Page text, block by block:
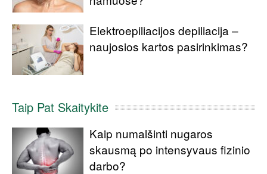
Elektroepiliacijos depiliacija –
naujosios kartos pasirinkimas?
Taip Pat Skaitykite
Kaip numalšinti nugaros
skausmą po intensyvaus fizinio
darbo?